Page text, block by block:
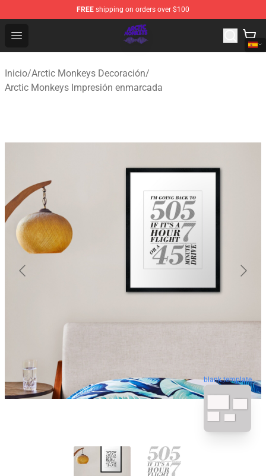
FREE shipping on orders over $100
Open menu
Arctic Monkeys Shop - Official Arctic Monkeys
Inicio/Arctic Monkeys Decoración/
Arctic Monkeys Impresión enmarcada
blank template